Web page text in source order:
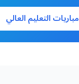
مباريات التعليم العالي